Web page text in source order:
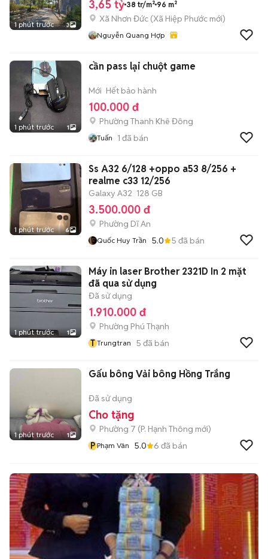
1 phút trước 3
3,65 tỷ 38 tr/m² 96 m²
Xã Nhơn Đức (Xã Hiệp Phước mới)
Nguyễn Quang Hợp
1 phút trước 1
cần pass lại chuột game
Mới Hết bảo hành
100.000 đ
Phường Thanh Khê Đông
Tuấn 1 đã bán
1 phút trước 6
Ss A32 6/128 +oppo a53 8/256 +
realme c33 12/256
Galaxy A32 128 GB
3.500.000 đ
Phường Dĩ An
Quốc Huy Trần 5.0 5 đã bán
1 phút trước 1
Máy in laser Brother 2321D In 2 mặt
đã qua sử dụng
Đã sử dụng
1.910.000 đ
Phường Phú Thạnh
T Trungtran 5 đã bán
1 phút trước 1
Gấu bông Vải bông Hồng Trắng
Đã sử dụng
Cho tặng
Phường 7 (P. Hạnh Thông mới)
P Phạm Vân 5.0 6 đã bán